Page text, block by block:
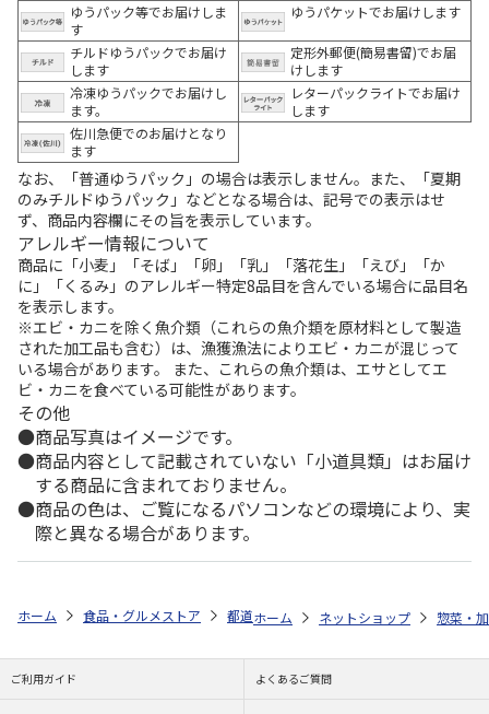
ゆうパック等でお届けしま
す
ゆうパケットでお届けします
チルドゆうパックでお届け
します
定形外郵便(簡易書留)でお届
けします
冷凍ゆうパックでお届けし
ます。
レターパックライトでお届け
します
佐川急便でのお届けとなり
ます
なお、「普通ゆうパック」の場合は表示しません。また、「夏期
のみチルドゆうパック」などとなる場合は、記号での表示はせ
ず、商品内容欄にその旨を表示しています。
アレルギー情報について
商品に「小麦」「そば」「卵」「乳」「落花生」「えび」「か
に」「くるみ」のアレルギー特定8品目を含んでいる場合に品目名
を表示します。
※エビ・カニを除く魚介類（これらの魚介類を原材料として製造
された加工品も含む）は、漁獲漁法によりエビ・カニが混じって
いる場合があります。 また、これらの魚介類は、エサとしてエ
ビ・カニを食べている可能性があります。
その他
商品写真はイメージです。
商品内容として記載されていない「小道具類」はお届け
する商品に含まれておりません。
商品の色は、ご覧になるパソコンなどの環境により、実
際と異なる場合があります。
ホーム 食品・グルメストア 都道府県から探す 和歌山県 紀州勝
ホーム ネットショップ 惣菜・
ご利用ガイド よくあるご質問